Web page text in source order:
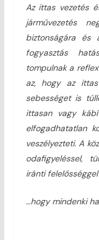
Az ittas vezetés
járművezetés
biztonságára és
fogyasztás
tompulnak a
az, hogy az
sebességet is
ittasan vagy
elfogadhatatlan
veszélyezteti. A
odafigyeléssel,
iránti
…hogy mindenki